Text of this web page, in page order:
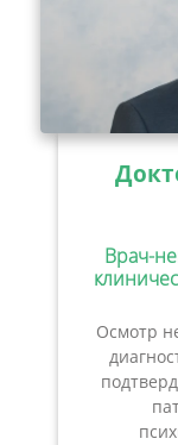
Врач-
Осмотр